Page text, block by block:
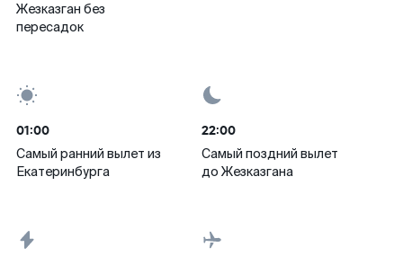
Жезказган без
пересадок
01:00
Самый ранний вылет из
Екатеринбурга
22:00
Самый поздний вылет
до Жезказгана